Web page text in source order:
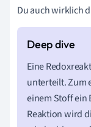
Du auch wirklich
Eine
unterteilt. Zum
einem Stoff ein
Reaktion wird